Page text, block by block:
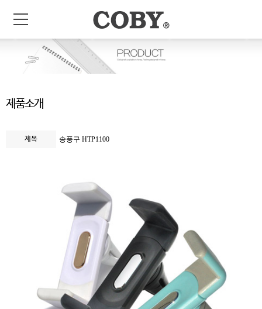
제품소개
제목 송풍구 HTP1100